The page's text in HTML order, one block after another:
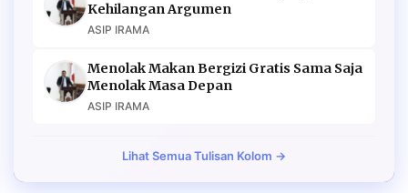
Kehilangan Argumen
ASIP IRAMA
Menolak Makan Bergizi Gratis Sama Saja
Menolak Masa Depan
ASIP IRAMA
Lihat Semua Tulisan Kolom →